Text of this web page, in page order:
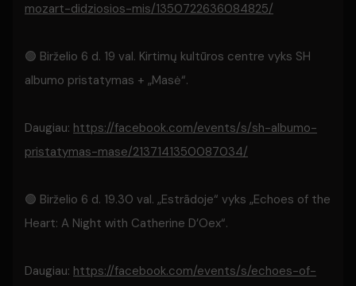
mozart-didziosios-mis/1350722636084825/
🟢 Birželio 6 d. 19 val. Kirtimų kultūros centre vyks SH
albumo pristatymas + „Masė“.
Daugiau: https://facebook.com/events/s/sh-albumo-
pristatymas-mase/2137141350087034/
🟢 Birželio 6 d. 19.30 val. „Estrãdoje“ vyks „Echoes of the
Heart: A Night with Catherine D’Oex“.
Daugiau: https://facebook.com/events/s/echoes-of-